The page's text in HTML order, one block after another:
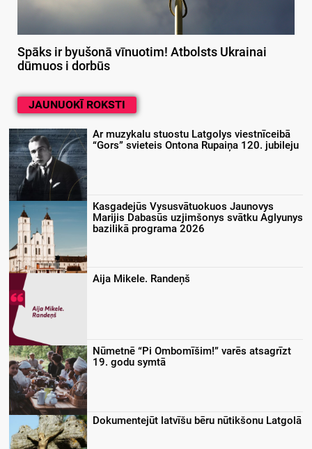
Spāks ir byušonā vīnuotim! Atbolsts Ukrainai
dūmuos i dorbūs
JAUNUOKĪ ROKSTI
Ar muzykalu stuostu Latgolys viestnīceibā
“Gors” svieteis Ontona Rupaiņa 120. jubileju
Kasgadejūs Vysusvātuokuos Jaunovys
Marijis Dabasūs uzjimšonys svātku Aglyunys
bazilikā programa 2026
Aija Mikele. Randeņš
Nūmetnē “Pi Ombomīšim!” varēs atsagrīzt
19. godu symtā
Dokumentejūt latvīšu bēru nūtikšonu Latgolā